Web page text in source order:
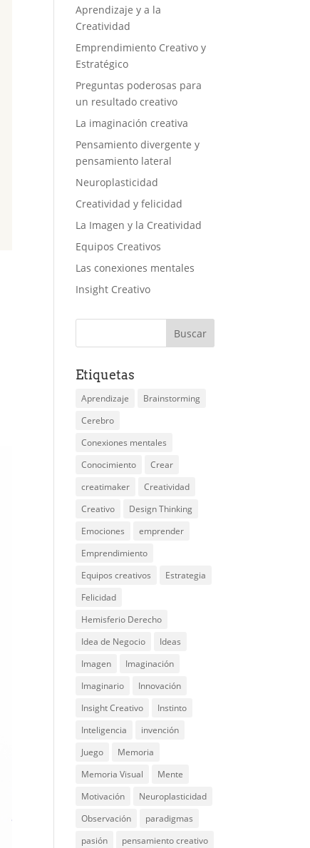
Aprendizaje y a la
Creatividad
Emprendimiento Creativo y
Estratégico
Preguntas poderosas para
un resultado creativo
La imaginación creativa
Pensamiento divergente y
pensamiento lateral
Neuroplasticidad
Creatividad y felicidad
La Imagen y la Creatividad
Equipos Creativos
Las conexiones mentales
Insight Creativo
Etiquetas
Aprendizaje
Brainstorming
Cerebro
Conexiones mentales
Conocimiento
Crear
creatimaker
Creatividad
Creativo
Design Thinking
Emociones
emprender
Emprendimiento
Equipos creativos
Estrategia
Felicidad
Hemisferio Derecho
Idea de Negocio
Ideas
Imagen
Imaginación
Imaginario
Innovación
Insight Creativo
Instinto
Inteligencia
invención
Juego
Memoria
Memoria Visual
Mente
Motivación
Neuroplasticidad
Observación
paradigmas
pasión
pensamiento creativo